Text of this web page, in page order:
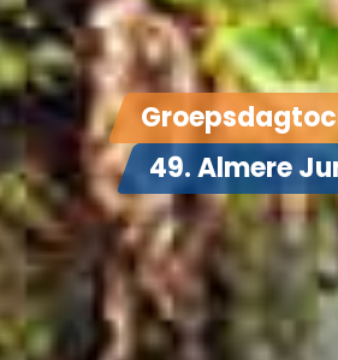
49. Almere